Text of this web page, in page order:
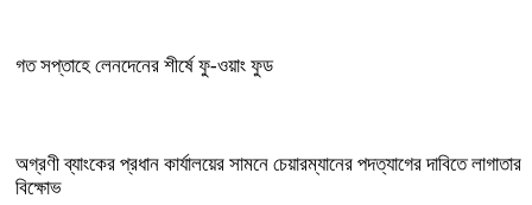
গত সপ্তাহে লেনদেনের শীর্ষে ফু-ওয়াং ফুড
অগ্রণী ব্যাংকের প্রধান কার্যালয়ের সামনে চেয়ারম্যানের পদত্যাগের দাবিতে লাগাতার
বিক্ষোভ